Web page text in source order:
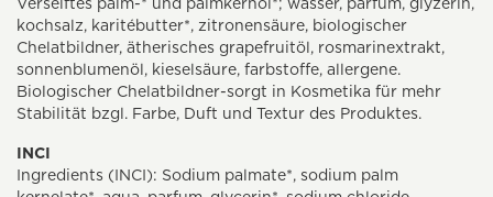
Verseiftes palm-* und palmkernöl*; wasser, parfum, glyzerin,
kochsalz, karitébutter*, zitronensäure, biologischer
Chelatbildner, ätherisches grapefruitöl, rosmarinextrakt,
sonnenblumenöl, kieselsäure, farbstoffe, allergene.
Biologischer Chelatbildner-sorgt in Kosmetika für mehr
Stabilität bzgl. Farbe, Duft und Textur des Produktes.
INCI
Ingredients (INCI): Sodium palmate*, sodium palm